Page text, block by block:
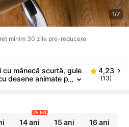
1/7
minim 30 zile pre-reducere
mânecă scurtă, gule
desene animate p
4,23
(13)
14 ani
26 left
15 ani 16 ani